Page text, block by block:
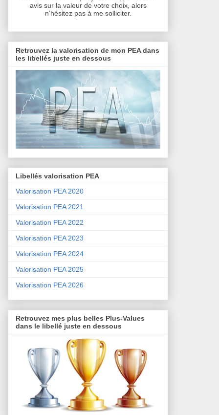
avis sur la valeur de votre choix, alors
n’hésitez pas à me solliciter.
Retrouvez la valorisation de mon PEA dans
les libellés juste en dessous
Libellés valorisation PEA
Valorisation PEA 2020
Valorisation PEA 2021
Valorisation PEA 2022
Valorisation PEA 2023
Valorisation PEA 2024
Valorisation PEA 2025
Valorisation PEA 2026
Retrouvez mes plus belles Plus-Values
dans le libellé juste en dessous